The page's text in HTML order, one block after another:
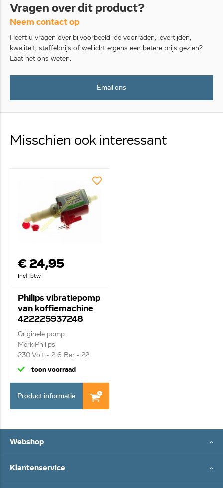
Vragen over dit product?
Neem contact op
Heeft u vragen over bijvoorbeeld: de voorraden, levertijden,
kwaliteit, staffelprijs of wellicht ergens een betere prijs gezien?
Laat het ons weten.
Email ons
Misschien ook interessant
€ 24,95
Incl. btw
Philips vibratiepomp
van koffiemachine
422225937248
Originele pomp
Merk Philips
230 Volt - 2.6 Bar - 22
Watt
toon voorraad
Product informatie
Webshop
Klantenservice